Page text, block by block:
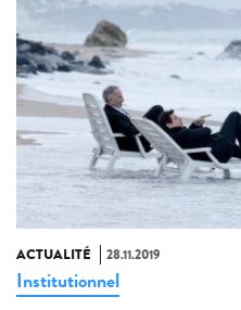
ACTUALITÉ 28.11.2019
Institutionnel